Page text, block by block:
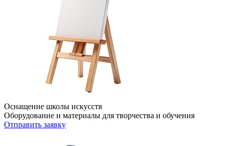
Оснащение школы искусств
Оборудование и материалы для творчества и обучения
Отправить заявку